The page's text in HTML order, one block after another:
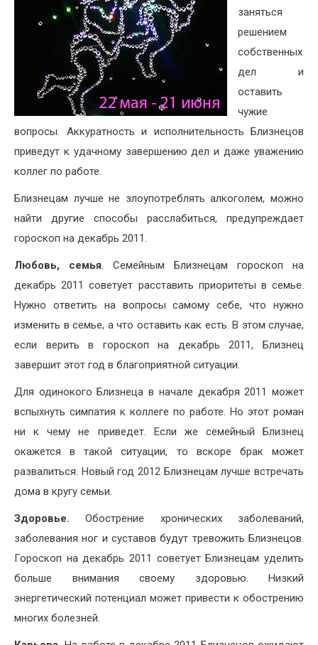
заняться
решением
собственных
дел и
оставить
чужие
вопросы. Аккуратность и исполнительность Близнецов
приведут к удачному завершению дел и даже уважению
коллег по работе.
Близнецам лучше не злоупотреблять алкоголем, можно
найти другие способы расслабиться, предупреждает
гороскоп на декабрь 2011.
Любовь, семья. Семейным Близнецам гороскоп на
декабрь 2011 советует расставить приоритеты в семье.
Нужно ответить на вопросы самому себе, что нужно
изменить в семье, а что оставить как есть. В этом случае,
если верить в гороскоп на декабрь 2011, Близнец
завершит этот год в благоприятной ситуации.
Для одинокого Близнеца в начале декабря 2011 может
вспыхнуть симпатия к коллеге по работе. Но этот роман
ни к чему не приведет. Если же семейный Близнец
окажется в такой ситуации, то вскоре брак может
развалиться. Новый год 2012 Близнецам лучше встречать
дома в кругу семьи.
Здоровье. Обострение хронических заболеваний,
заболевания ног и суставов будут тревожить Близнецов.
Гороскоп на декабрь 2011 советует Близнецам уделить
больше внимания своему здоровью. Низкий
энергетический потенциал может привести к обострению
многих болезней.